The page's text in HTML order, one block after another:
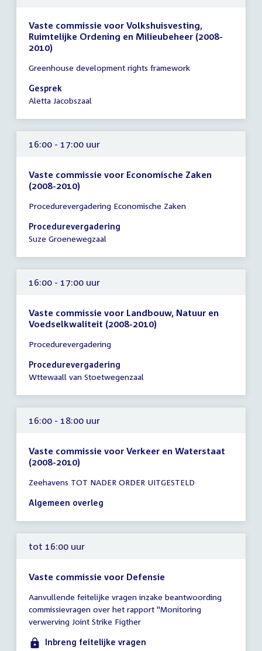
Vaste commissie voor Volkshuisvesting,
Ruimtelijke Ordening en Milieubeheer (2008-
2010)
vergadering
16:00
-
uur
Greenhouse development rights framework
Gesprek
Aletta Jacobszaal
16:00 - 17:00 uur
Vaste commissie voor Economische Zaken
(2008-2010)
vergadering
16:00
-
uur
Procedurevergadering Economische Zaken
Procedurevergadering
Suze Groenewegzaal
16:00 - 17:00 uur
Vaste commissie voor Landbouw, Natuur en
Voedselkwaliteit (2008-2010)
vergadering
16:00
-
uur
Procedurevergadering
Procedurevergadering
Wttewaall van Stoetwegenzaal
16:00 - 18:00 uur
Vaste commissie voor Verkeer en Waterstaat
(2008-2010)
vergadering
16:00
18:00
uur
Zeehavens TOT NADER ORDER UITGESTELD
Algemeen overleg
tot 16:00 uur
Vaste commissie voor Defensie
vergadering
tot
16:00
uur
Aanvullende feitelijke vragen inzake beantwoording
commissievragen over het rapport "Monitoring
verwerving Joint Strike Figther
Inbreng feitelijke vragen